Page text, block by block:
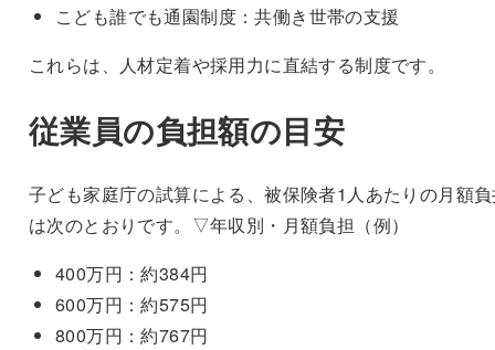
こども誰でも通園制度：共働き世帯の支援
これらは、人材定着や採用力に直結する制度です。
従業員の負担額の目安
子ども家庭庁の試算による、被保険者1人あたりの月額
は次のとおりです。▽年収別・月額負担（例）
400万円：約384円
600万円：約575円
800万円：約767円